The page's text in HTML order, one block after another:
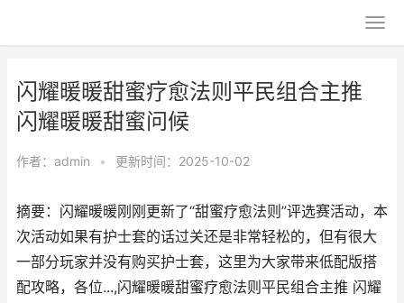
闪耀暖暖甜蜜疗愈法则平民组合主推
闪耀暖暖甜蜜问候
作者： admin • 更新时间：2025-10-02
摘要：闪耀暖暖刚刚更新了“甜蜜疗愈法则”评选赛活动，本
次活动如果有护士套的话过关还是非常轻松的，但有很大
一部分玩家并没有购买护士套，这里为大家带来低配版搭
配攻略，各位...,闪耀暖暖甜蜜疗愈法则平民组合主推 闪耀